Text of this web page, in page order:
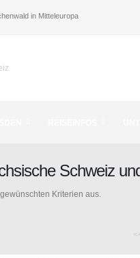
in Mitteleuropa
Schweiz
Kriterien aus.